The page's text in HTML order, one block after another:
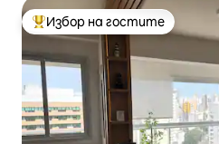
Най-популярен избор на
Избор на гостите